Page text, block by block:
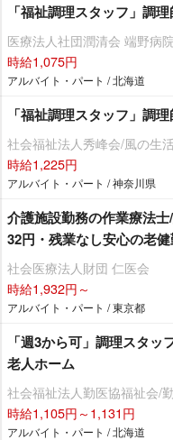
「福祉調理スタッフ」調
医療法人社団潤清会 端野病院
時給1,075円
アルバイト・パート / 北海道
「福祉調理スタッフ」調
社会福祉法人秀峰会/風の生
時給1,225円
アルバイト・パート / 神奈川県
介護施設勤務の作業療法
32円・残業なし安心の老
社会医療法人財団 仁医会
時給1,932円～
アルバイト・パート / 東京都
「週3から可」調理スタ
老人ホーム
社会福祉法人勤医協福祉会/
時給1,105円～1,131円
アルバイト・パート / 北海道